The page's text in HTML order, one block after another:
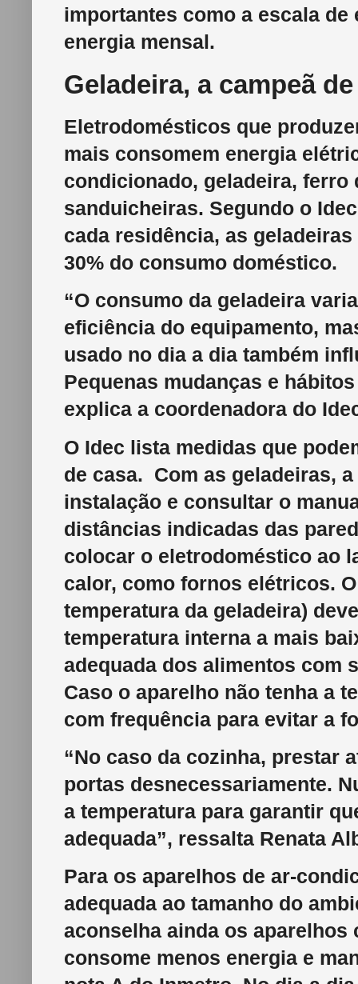
importantes como a escala
energia mensal.
Geladeira, a campeã
Eletrodomésticos que
mais consomem energia
condicionado, geladeira,
sanduicheiras. Segundo o
cada residência, as
30% do consumo doméstico.
“O consumo da geladeira
eficiência do equipamento,
usado no dia a dia também
Pequenas mudanças e
explica a coordenadora do
O Idec lista medidas que
de casa. Com as geladeiras,
instalação e consultar o
distâncias indicadas das
colocar o eletrodoméstico ao
calor, como fornos elétricos.
temperatura da geladeira)
temperatura interna a mais
adequada dos alimentos com
Caso o aparelho não tenha a
com frequência para evitar a
“No caso da cozinha, prestar
portas desnecessariamente.
a temperatura para garantir
adequada”, ressalta Renata
Para os aparelhos de ar-
adequada ao tamanho do
aconselha ainda os
consome menos energia e